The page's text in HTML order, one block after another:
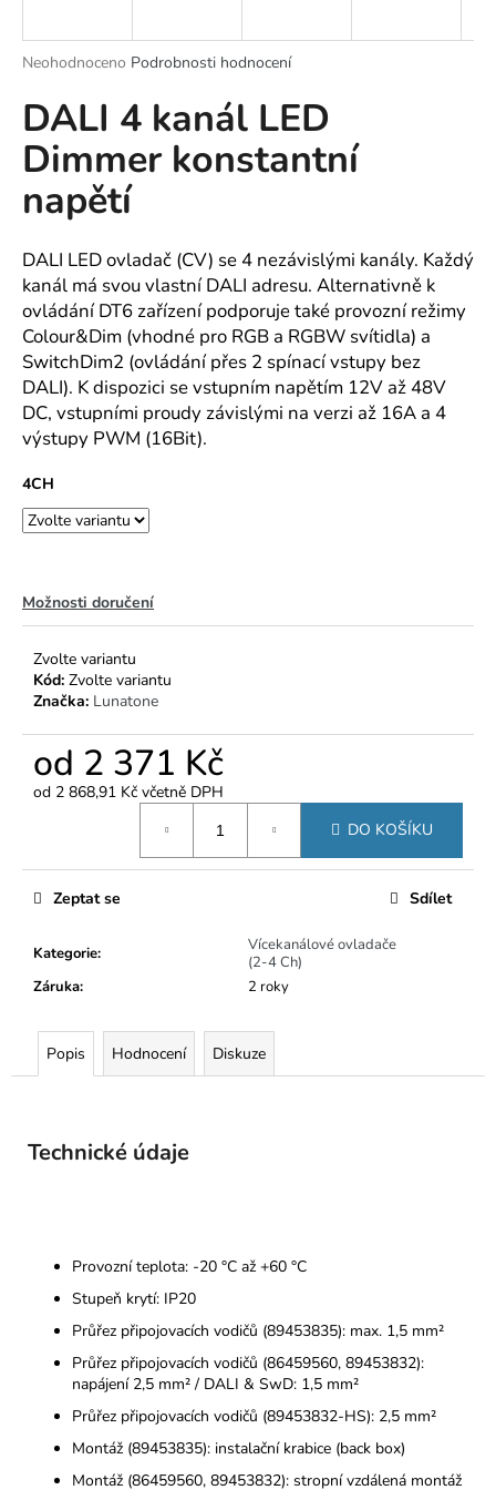
Průměrné
produktu
je
0,0
z
hvězdiček.
Neohodnoceno Podrobnosti hodnocení
DALI 4 kanál LED
Dimmer konstantní
napětí
DALI LED ovladač (CV) se 4 nezávislými kanály. Každý
kanál má svou vlastní DALI adresu. Alternativně k
ovládání DT6 zařízení podporuje také provozní režimy
Colour&Dim (vhodné pro RGB a RGBW svítidla) a
SwitchDim2 (ovládání přes 2 spínací vstupy bez
DALI). K dispozici se vstupním napětím 12V až 48V
DC, vstupními proudy závislými na verzi až 16A a 4
výstupy PWM (16Bit).
4CH
Možnosti doručení
Zvolte variantu
Kód: Zvolte variantu
Značka: Lunatone
od 2 371 Kč
od 2 868,91 Kč včetně DPH
DO KOŠÍKU
Kategorie:
Vícekanálové ovladače
(2-4 Ch)
Záruka: 2 roky
Zeptat se Sdílet
Popis Hodnocení Diskuze
Technické údaje
Provozní teplota: -20 °C až +60 °C
Stupeň krytí: IP20
Průřez připojovacích vodičů (89453835): max. 1,5 mm²
Průřez připojovacích vodičů (86459560, 89453832):
napájení 2,5 mm² / DALI & SwD: 1,5 mm²
Průřez připojovacích vodičů (89453832-HS): 2,5 mm²
Montáž (89453835): instalační krabice (back box)
Montáž (86459560, 89453832): stropní vzdálená montáž
j
t
?
HLEDAT
D
o
p
o
r
u
u
m
e